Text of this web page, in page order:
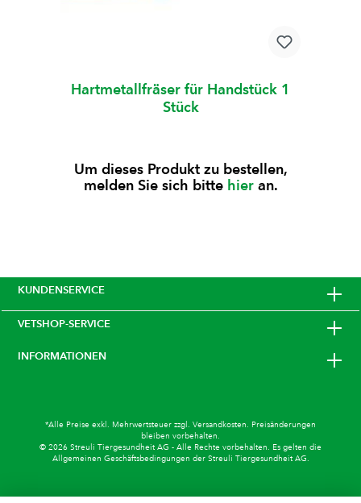
Hartmetallfräser für Handstück 1
Stück
Um dieses Produkt zu bestellen,
melden Sie sich bitte hieran.
KUNDENSERVICE
VETSHOP-SERVICE
INFORMATIONEN
*Alle Preise exkl. Mehrwertsteuer zzgl. Versandkosten. Preisänderungen
bleiben vorbehalten.
© 2026 Streuli Tiergesundheit AG - Alle Rechte vorbehalten. Es gelten die
Allgemeinen Geschäftsbedingungen der Streuli Tiergesundheit AG.